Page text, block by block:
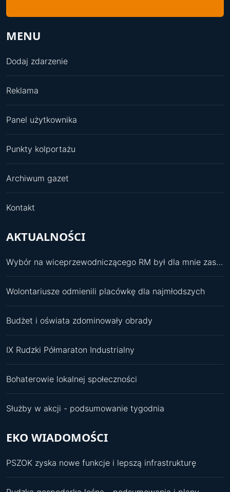
MENU
Dodaj zdarzenie
Reklama
Panel użytkownika
Punkty kolportażu
Archiwum gazet
Kontakt
AKTUALNOŚCI
Wybór na wiceprzewodniczącego RM był dla mnie zaskoczeniem
Wolontariusze odmienili placówkę dla najmłodszych
Budżet i oświata zdominowały obrady
IX Rudzki Półmaraton Industrialny
Bohaterowie lokalnej społeczności
Służby w akcji - podsumowanie tygodnia
EKO WIADOMOŚCI
PSZOK zyska nowe funkcje i lepszą infrastrukturę